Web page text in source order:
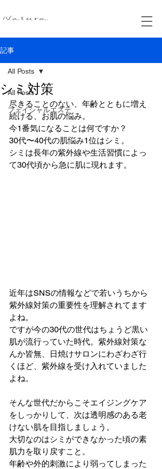
記事
All Posts
フェイシャルエステ
All Posts
シミ対策
尽きることのない、年齢とともに増え
続ける、お肌の悩み。
今1番気になることは何ですか？
30代〜40代の肌悩み1位はシミ。
シミは長年の紫外線や生活習慣によっ
て30代頃から急に肌に現れます。
近年はSNSの情報などで若いうちから
紫外線対策の重要性を理解されてます
よね。
ですが今の30代の世代はちょうど黒い
肌が流行っていた時代。紫外線対策な
んか皆無、日焼けサロンにわざわざ行
くほど、紫外線を受け入れていました
よね。
そんな世代だからこそエイジングケア
をしっかりして、次は透明感のある老
けない肌を目指しましょう。
大切なのはシミができなかった頃の素
肌力を取り戻すこと。
年齢や外的刺激により弱ってしまった